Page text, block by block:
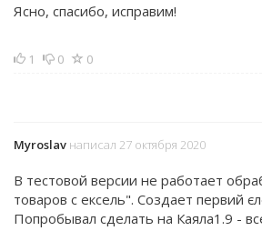
Ясно, спасибо, исправим!
1 0 0
Myroslav написал 27 октября 2020
В тестовой версии не работает
товаров с ексель". Создает первий
Попробывал сделать на Каяла1.9 -